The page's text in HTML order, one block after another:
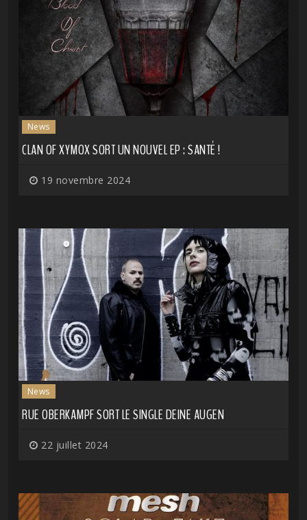
News
CLAN OF XYMOX SORT UN NOUVEL EP : SANTÉ !
19 novembre 2024
News
RUE OBERKAMPF SORT LE SINGLE DEINE AUGEN
22 juillet 2024